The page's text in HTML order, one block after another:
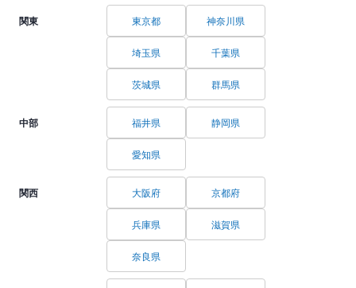
関東 東京都 神奈川県
埼玉県 千葉県
茨城県 群馬県
中部 福井県 静岡県
愛知県
関西 大阪府 京都府
兵庫県 滋賀県
奈良県